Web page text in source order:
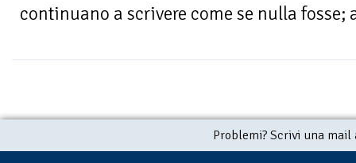
continuano a scrivere come se nulla fosse;
Problemi? Scrivi una